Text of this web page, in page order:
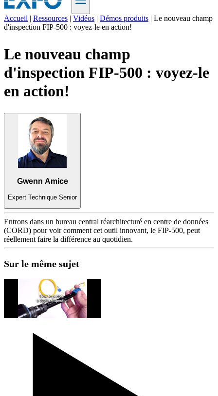
FR
Produits
Solutions
Soutien
Services
Acheter
Contactez-
S'enregistrer
Se
connecter
Entreprise
Emploi
Partenaires
Fournisseurs
Accueil | Ressources | Vidéos | Démos produits | Le nouveau champ
d'inspection FIP-500 : voyez-le en action!
Le nouveau champ
d'inspection FIP-500 : voyez-le
en action!
Gwenn Amice
Expert Technique Senior
Entrons dans un bureau central réarchitecturé en centre de données
(CORD) pour voir comment cet outil innovant, le FIP-500, peut
réellement faire la différence au quotidien.
Sur le même sujet